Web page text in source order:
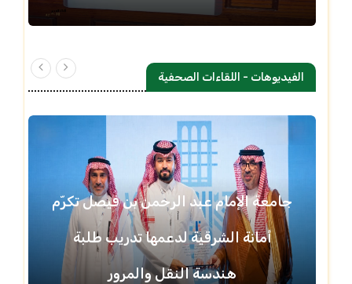
الفيديوهات - اللقاءات الصحفية
جامعة الإمام عبد الرحمن بن فيصل تكرّم
أمانة الشرقية لدعمها تدريب طلبة
هندسة النقل والمرور